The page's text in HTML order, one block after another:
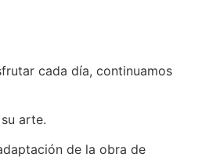
cada día, continuamos
arte.
de la obra de